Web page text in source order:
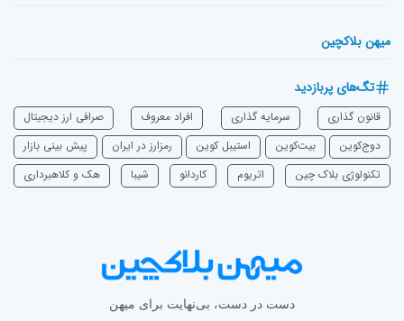
میهن بلاکچین
تگ‌های پربازدید
قانون گذاری سرمایه‌ گذاری افراد معروف
صرافی ارز دیجیتال
دوج‌کوین
بیت‌کوین استیبل کوین رمزارز در ایران
پیش بینی بازار
تکنولوژی بلاک چین
اتریوم ‌کاردانو شیبا هک و کلاهبرداری
دست در دست، بی‌نهایت برای میهن